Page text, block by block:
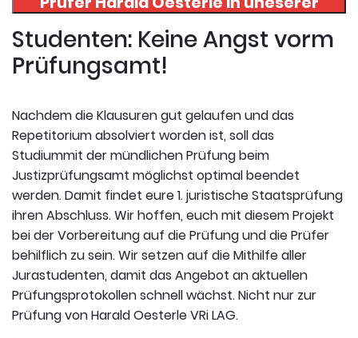
Datenbank finden. Hier
registrieren und das Protokoll
abrufen.
Studenten: Keine Angst vorm
Prüfungsamt!
Nachdem die Klausuren gut gelaufen und das
Repetitorium absolviert worden ist, soll das
Studiummit der mündlichen Prüfung beim
Justizprüfungsamt möglichst optimal beendet
werden. Damit findet eure 1. juristische Staatsprüfung
ihren Abschluss. Wir hoffen, euch mit diesem Projekt
bei der Vorbereitung auf die Prüfung und die Prüfer
behilflich zu sein. Wir setzen auf die Mithilfe aller
Jurastudenten, damit das Angebot an aktuellen
Prüfungsprotokollen schnell wächst. Nicht nur zur
Prüfung von Harald Oesterle VRi LAG.